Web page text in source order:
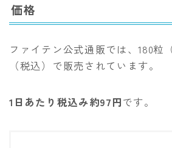
価格
ファイテン公式通販では、180粒
（税込）で販売されています。
1日あたり税込み約97円です。